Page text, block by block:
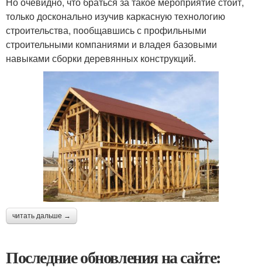
только досконально изучив каркасную технологию
строительства, пообщавшись с профильными
строительными компаниями и владея базовыми
навыками сборки деревянных конструкций.
читать дальше →
Последние обновления на сайте: